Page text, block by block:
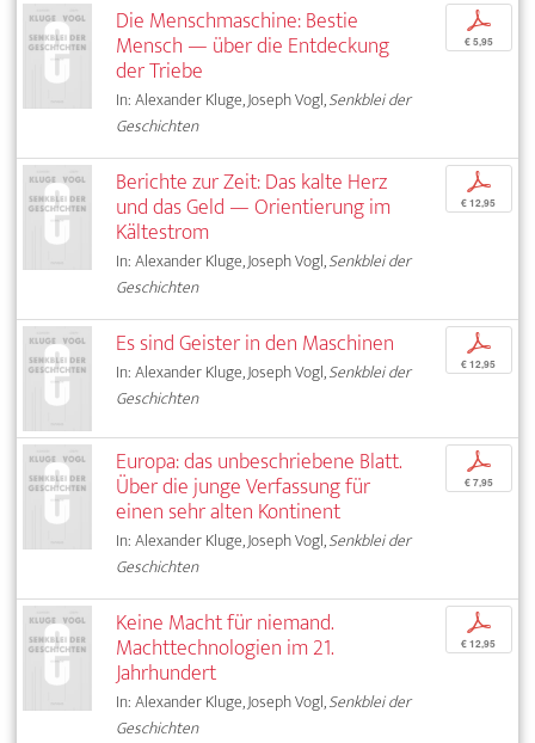
Die Menschmaschine: Bestie
Mensch — über die Entdeckung
der Triebe
In: Alexander Kluge, Joseph Vogl,Senkblei der
Geschichten
p
€ 5,95
Berichte zur Zeit: Das kalte Herz
und das Geld — Orientierung im
Kältestrom
In: Alexander Kluge, Joseph Vogl,Senkblei der
Geschichten
p
€ 12,95
Es sind Geister in den Maschinen
In: Alexander Kluge, Joseph Vogl,Senkblei der
Geschichten
p
€ 12,95
Europa: das unbeschriebene Blatt.
Über die junge Verfassung für
einen sehr alten Kontinent
In: Alexander Kluge, Joseph Vogl,Senkblei der
Geschichten
p
€ 7,95
Keine Macht für niemand.
Machttechnologien im 21.
Jahrhundert
In: Alexander Kluge, Joseph Vogl,Senkblei der
Geschichten
p
€ 12,95